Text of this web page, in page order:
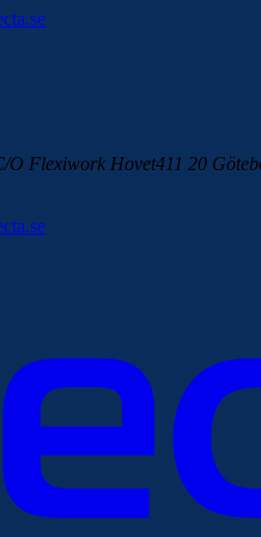
O Flexiwork Hovet411 20